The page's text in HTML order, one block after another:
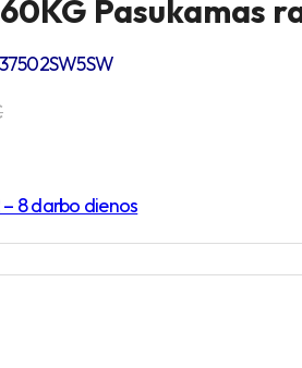
Pasukamas
– 8 darbo dienos